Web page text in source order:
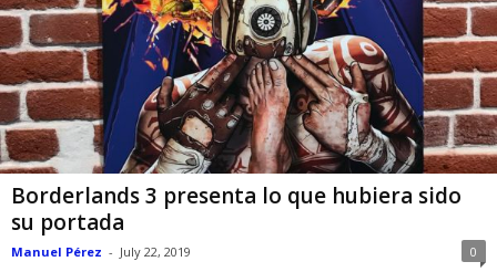
Borderlands 3 presenta lo que hubiera sido
su portada
Manuel Pérez - July 22, 2019 0